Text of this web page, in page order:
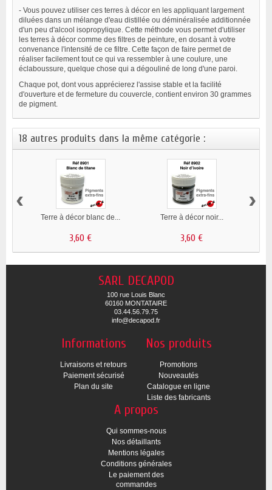
- Vous pouvez utiliser ces terres à décor en les appliquant largement
diluées dans un mélange d'eau distillée ou déminéralisée additionnée
d'un peu d'alcool isopropylique. Cette méthode vous permet d'utiliser
les terres à décor comme des filtres de peinture, en dosant à votre
convenance l'intensité de ce filtre. Cette façon de faire permet de
réaliser facilement tout ce qui va ressembler à une coulure, une
éclaboussure, quelque chose qui a dégouliné de long d'une paroi.
Chaque pot, dont vous apprécierez l'assise stable et la facilité
d'ouverture et de fermeture du couvercle, contient environ 30 grammes
de pigment.
18 autres produits dans la même catégorie :
Terre à décor blanc de...
3,60 €
Terre à décor noir...
3,60 €
‹ ›
SARL DECAPOD
100 rue Louis Blanc
60160 MONTATAIRE
03.44.56.79.75
info@decapod.fr
Informations
Livraisons et retours
Paiement sécurisé
Plan du site
Nos produits
Promotions
Nouveautés
Catalogue en ligne
Liste des fabricants
A propos
Qui sommes-nous
Nos détaillants
Mentions légales
Conditions générales
Le paiement des
commandes